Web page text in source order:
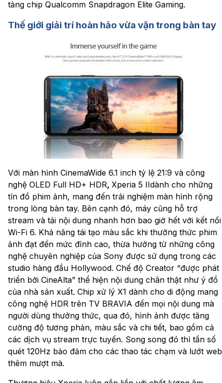
tảng chip Qualcomm Snapdragon Elite Gaming.
Thế giới giải trí hoàn hảo vừa vặn trong bàn tay
Với màn hình CinemaWide 6.1 inch tỷ lệ 21:9 và công
nghệ OLED Full HD+ HDR, Xperia 5 IIdành cho những
tín đồ phim ảnh, mang đến trải nghiệm màn hình rộng
trong lòng bàn tay. Bên cạnh đó, máy cũng hỗ trợ
stream và tải nội dung nhanh hơn bao giờ hết với kết nối
Wi-Fi 6. Khả năng tái tạo màu sắc khi thưởng thức phim
ảnh đạt đến mức đỉnh cao, thừa hưởng từ những công
nghệ chuyên nghiệp của Sony được sử dụng trong các
studio hàng đầu Hollywood. Chế độ Creator “được phát
triển bởi CineAlta” thể hiện nội dung chân thật như ý đồ
của nhà sản xuất. Chip xử lý X1 dành cho di động mang
công nghệ HDR trên TV BRAVIA đến mọi nội dung mà
người dùng thưởng thức, qua đó, hình ảnh được tăng
cường độ tương phản, màu sắc và chi tiết, bao gồm cả
các dịch vụ stream trực tuyến. Song song đó thì tần số
quét 120Hz bảo đảm cho các thao tác chạm và lướt web
thêm mượt mà.